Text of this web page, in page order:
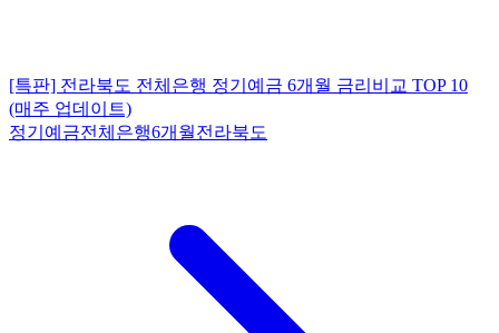
[특판] 전라북도 전체은행 정기예금 6개월 금리비교 TOP 10
(매주 업데이트)
정기예금전체은행6개월전라북도